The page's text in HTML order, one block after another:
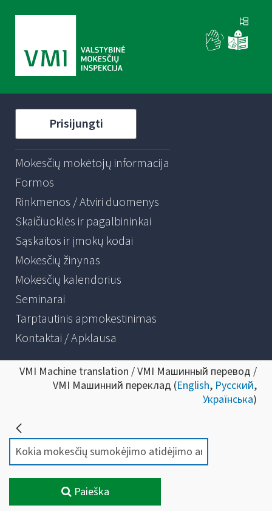
Prisijungti
Mokesčių mokėtojų informacija
Formos
Rinkmenos / Atviri duomenys
Skaičiuoklės ir pagalbininkai
Sąskaitos ir įmokų kodai
Mokesčių žinynas
Mokesčių kalendorius
Seminarai
Tarptautinis apmokestinimas
Kontaktai / Apklausa
VMI Machine translation / VMI Машинный перевод /
VMI Машинний переклад (English, Русский,
Українська)
Paieška